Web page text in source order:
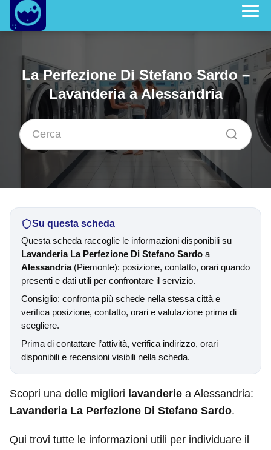
La Perfezione Di Stefano Sardo –
Lavanderia a Alessandria
Su questa scheda
Questa scheda raccoglie le informazioni disponibili su
Lavanderia La Perfezione Di Stefano Sardo a
Alessandria(Piemonte): posizione, contatto, orari quando
presenti e dati utili per confrontare il servizio.
Consiglio: confronta più schede nella stessa città e
verifica posizione, contatto, orari e valutazione prima di
scegliere.
Prima di contattare l’attività, verifica indirizzo, orari
disponibili e recensioni visibili nella scheda.
Scopri una delle migliori lavanderie a Alessandria:
Lavanderia La Perfezione Di Stefano Sardo.
Qui trovi tutte le informazioni utili per individuare il